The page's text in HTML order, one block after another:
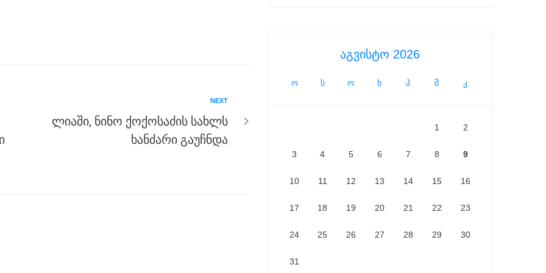
NEXT
ლიაში, ნინო ქოქოსაძის სახლს
ხანძარი გაუჩნდა
აგვისტო 2026
ო ს ო ხ პ შ კ
1 2
3 4 5 6 7 8 9
10 11 12 13 14 15 16
17 18 19 20 21 22 23
24 25 26 27 28 29 30
31